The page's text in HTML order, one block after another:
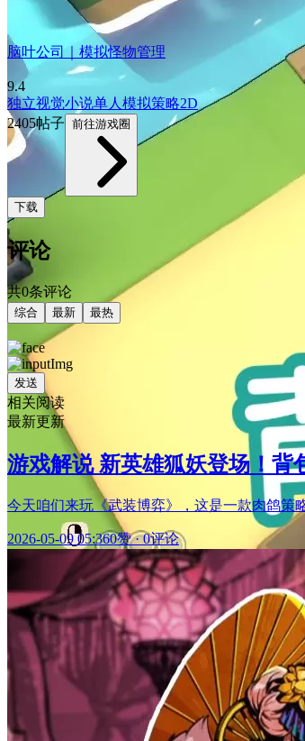
脑叶公司｜模拟怪物管理
9.4
独立视觉小说单人 模拟策略2D
2405帖子 前往游戏圈
下载
评论
共0条评论
综合 最新 最热
发送
相关阅读
最新更新
游戏解说 新英雄狐妖登场！背
今天咱们来玩《武装博弈》，这是一款肉鸽
2026-05-09 05:360赞·0评论